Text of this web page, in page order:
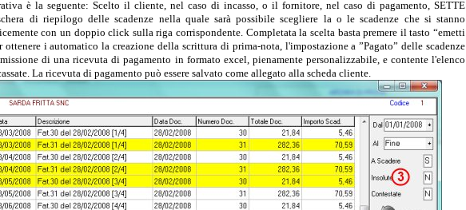
è la seguente: Scelto il cliente, nel caso di incasso, o il fornitore, nel caso di pagamento, SETTE
di riepilogo delle scadenze nella quale sarà possibile scegliere la o le scadenze che si stanno
con un doppio click sulla riga corrispondente. Completata la scelta basta premere il tasto “emetti
ottenere i automatico la creazione della scrittura di prima-nota, l'impostazione a ”Pagato” delle scadenze
di una ricevuta di pagamento in formato excel, pienamente personalizzabile, e contente l'elenco
La ricevuta di pagamento può essere salvato come allegato alla scheda cliente.